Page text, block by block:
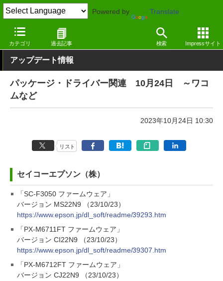
Powered by Translate
カテゴリ 過去記事 検索 Impressサイト
窓の杜 その他の話題 アップデート
アップデート情報
パッケージ・ドライバー関連 10月24日 ～ワコ
ムなど
2023年10月24日 10:30
リスト
セイコーエプソン（株）
「SC-F3050 ファームウェア」
バージョン MS22N9 （23/10/23）
https://www.epson.jp/dl_soft/readme/39293.htm
「PX-M6711FT ファームウェア」
バージョン CI22N9 （23/10/23）
https://www.epson.jp/dl_soft/readme/39307.htm
「PX-M6712FT ファームウェア」
バージョン CJ22N9 （23/10/23）